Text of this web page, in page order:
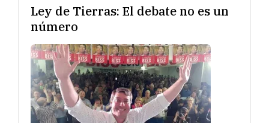
Ley de Tierras: El debate no es un
número